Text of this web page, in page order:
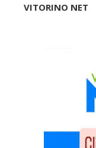
VITORINO NET